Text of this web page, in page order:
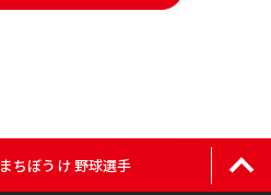
まちぼうけ 野球選手